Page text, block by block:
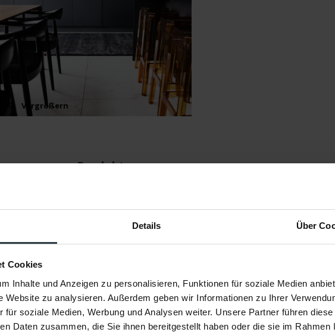
Details Über
Cookies
Inhalte und Anzeigen zu personalisieren, Funktionen für soziale Medien
Website zu analysieren. Außerdem geben wir Informationen zu Ihrer
für soziale Medien, Werbung und Analysen weiter. Unsere Partner führen
Daten zusammen, die Sie ihnen bereitgestellt haben oder die sie im Rahmen
Vergrößern
Produkt
Liv 24
Floorpassion
24, Schwarz